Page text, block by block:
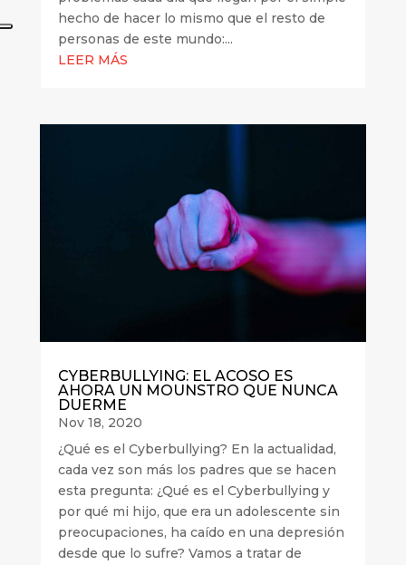
hecho de hacer lo mismo que el resto de
personas de este mundo:...
LEER MÁS
CYBERBULLYING: EL ACOSO ES
AHORA UN MOUNSTRO QUE NUNCA
DUERME
Nov 18, 2020
¿Qué es el Cyberbullying? En la actualidad,
cada vez son más los padres que se hacen
esta pregunta: ¿Qué es el Cyberbullying y
por qué mi hijo, que era un adolescente sin
preocupaciones, ha caído en una depresión
desde que lo sufre? Vamos a tratar de